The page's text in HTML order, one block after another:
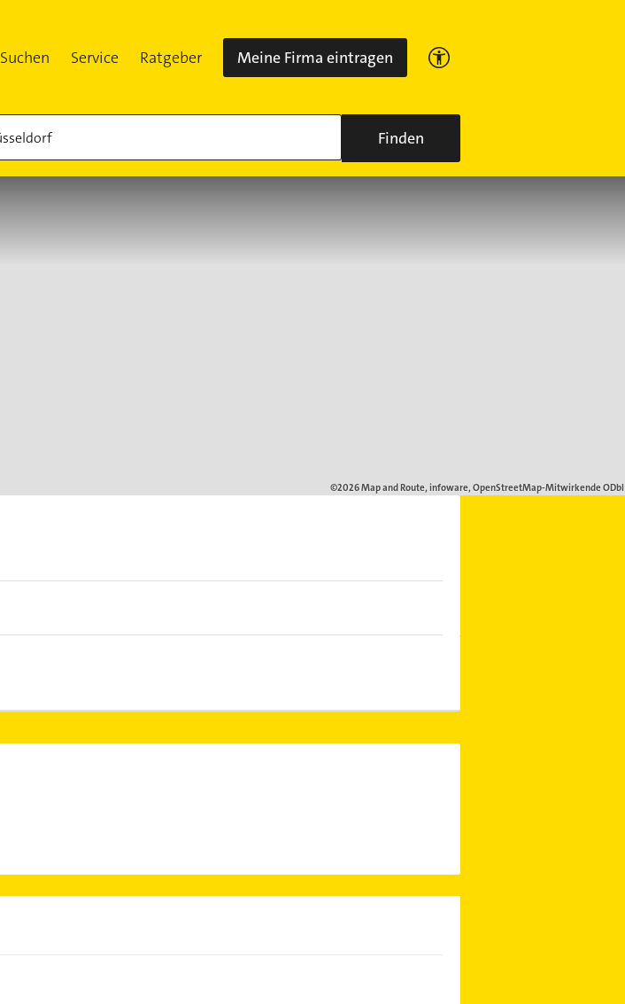
Suchen Service Ratgeber Meine Firma eintragen
Finden